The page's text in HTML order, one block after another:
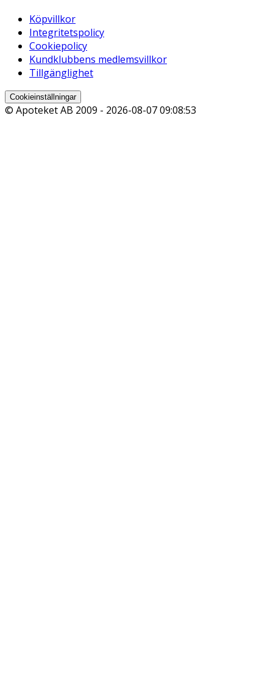
Köpvillkor
Integritetspolicy
Cookiepolicy
Kundklubbens medlemsvillkor
Tillgänglighet
Cookieinställningar
© Apoteket AB 2009 - 2026-08-07 09:08:53